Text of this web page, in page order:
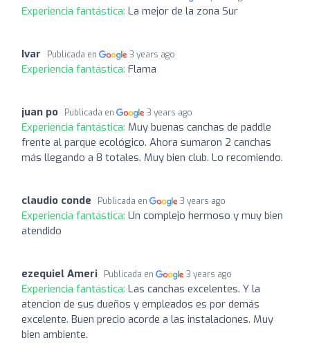
Experiencia fantástica: La mejor de la zona Sur
Ivar Publicada en 3 years ago
Experiencia fantástica: Flama
juan po Publicada en 3 years ago
Experiencia fantástica: Muy buenas canchas de paddle
frente al parque ecológico. Ahora sumaron 2 canchas
más llegando a 8 totales. Muy bien club. Lo recomiendo.
claudio conde Publicada en 3 years ago
Experiencia fantástica: Un complejo hermoso y muy bien
atendido
ezequiel Ameri Publicada en 3 years ago
Experiencia fantástica: Las canchas excelentes. Y la
atencion de sus dueños y empleados es por demás
excelente. Buen precio acorde a las instalaciones. Muy
bien ambiente.